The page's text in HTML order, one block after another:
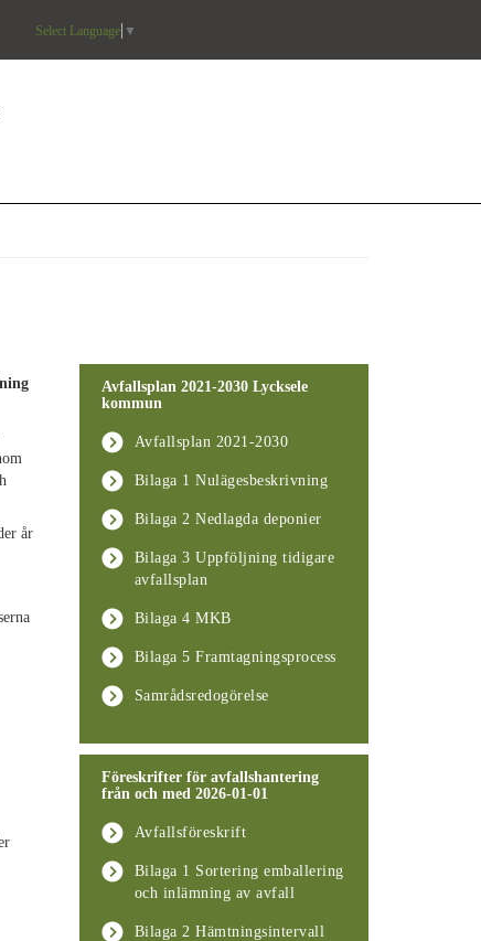
Select Language ▼
år
Avfallsplan 2021-2030 Lycksele
kommun
Avfallsplan 2021-2030
Bilaga 1 Nulägesbeskrivning
Bilaga 2 Nedlagda deponier
Bilaga 3 Uppföljning tidigare
avfallsplan
Bilaga 4 MKB
Bilaga 5 Framtagningsprocess
Samrådsredogörelse
Föreskrifter för avfallshantering
från och med 2026-01-01
Avfallsföreskrift
Bilaga 1 Sortering emballering
och inlämning av avfall
Bilaga 2 Hämtningsintervall